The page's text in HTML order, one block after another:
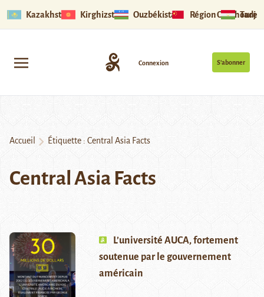
Kazakhstan Kirghizstan Ouzbékistan Région Ouïghoure
S’abonner
Connexion
Accueil Étiquette : Central Asia Facts
Central Asia Facts
L’université AUCA, fortement
soutenue par le gouvernement
américain